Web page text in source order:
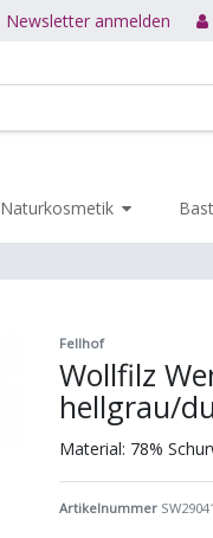
Newsletter anmelden
Naturkosmetik
Fellhof
Wollfilz
hellgrau/
Material: 78%
Artikelnummer